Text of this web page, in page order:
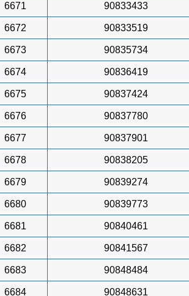
6671 90833433
6672 90833519
6673 90835734
6674 90836419
6675 90837424
6676 90837780
6677 90837901
6678 90838205
6679 90839274
6680 90839773
6681 90840461
6682 90841567
6683 90848484
6684 90848631